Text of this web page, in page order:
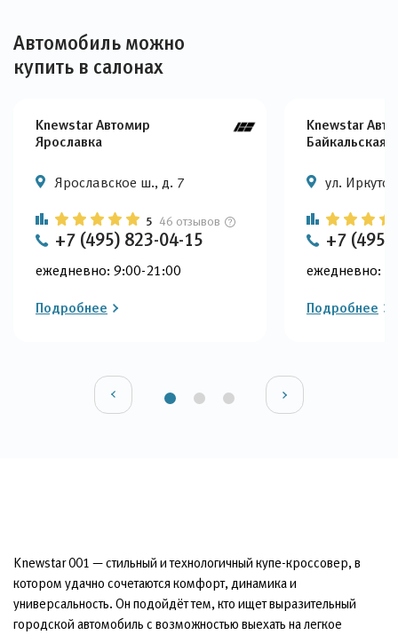
Автомобиль можно
купить в салонах
Knewstar Автомир
Ярославка
Ярославское ш., д. 7
5 46 отзывов
+7 (495) 823-04-15
ежедневно: 9:00-21:00
Подробнее
Knewstar
Байкальская
ул.
+7 (495)
ежедневно:
Подробнее
Knewstar 001 — стильный и технологичный купе-кроссовер, в
котором удачно сочетаются комфорт, динамика и
универсальность. Он подойдёт тем, кто ищет выразительный
городской автомобиль с возможностью выехать на легкое